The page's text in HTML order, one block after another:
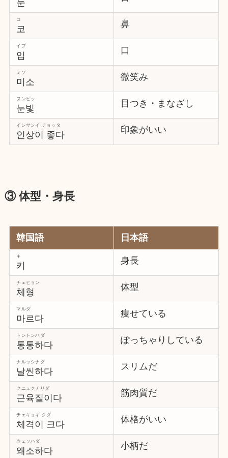
눈
코
コ 鼻
입
イプ 口
미소
ミソ 微笑み
눈빛
ヌンビッ 目つき・まなざし
인상이 좋다
インサンイ チョッタ 印象がいい
③ 体型・身長
韓国語 日本語
키
キ 身長
체형
チェヒョン 体型
마르다
マルダ 痩せている
통통하다
トントンハダ ぽっちゃりしている
날씬하다
ナルッシナダ スリムだ
근육질이다
クニュクチリダ 筋肉質だ
체격이 크다
チェギョギ クダ 体格がいい
왜소하다
ウェソハダ 小柄だ